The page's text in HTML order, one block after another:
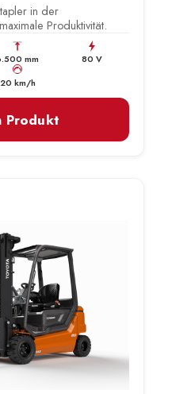
in der
Produktivität.
mm 80 V
km/h
20 km/h
Produkt